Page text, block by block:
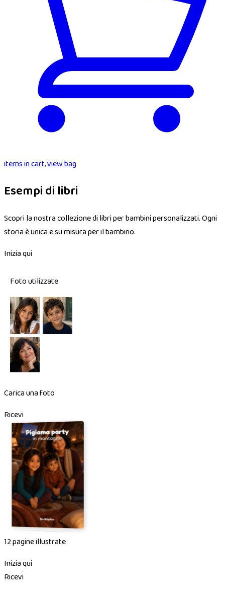
items in cart, view bag
Esempi di libri
Scopri la nostra collezione di libri per bambini personalizzati. Ogni
storia è unica e su misura per il bambino.
Inizia qui
Foto utilizzate
Carica una foto
Ricevi
12 pagine illustrate
Inizia qui
Ricevi